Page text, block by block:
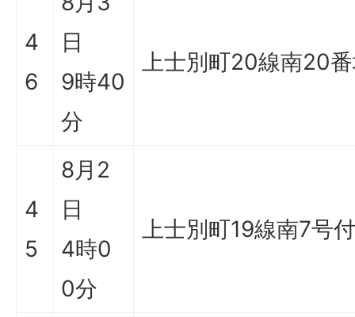
4
6
日
9時40
分
上士別町20線南20
4
5
8月2
日
4時0
0分
上士別町19線南7号